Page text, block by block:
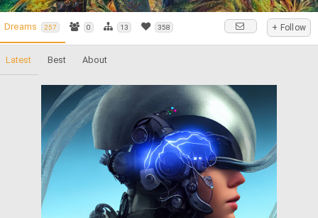
Dreams 257 0 13 358 + Follow
Latest Best About